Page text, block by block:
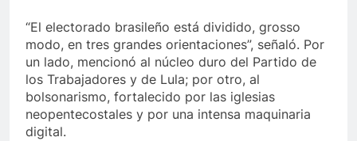
“El electorado brasileño está dividido, grosso
modo, en tres grandes orientaciones”, señaló. Por
un lado, mencionó al núcleo duro del Partido de
los Trabajadores y de Lula; por otro, al
bolsonarismo, fortalecido por las iglesias
neopentecostales y por una intensa maquinaria
digital.